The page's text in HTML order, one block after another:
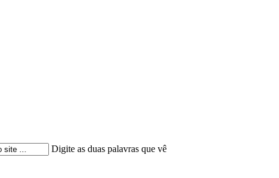
Digite as duas palavras que vê